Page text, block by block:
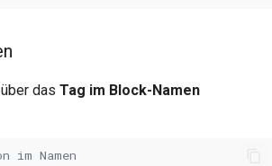
das Tag im Block-Namen
im Namen